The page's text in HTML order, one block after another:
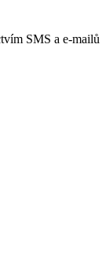
SMS a e-mailů